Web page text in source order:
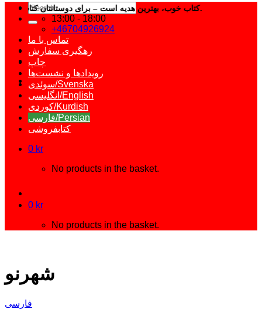
کتاب خوب، بهترین هدیه است – برای دوستانتان کتاب انتخاب کنید.
13:00 - 18:00
+46704926924
Search
for:
تماس با ما
رهگیری سفارش
چاپ
رویدادها و نشست‌ها
سوئدی/Svenska
انگلیسی/English
کوردی/Kurdish
فارسی/Persian
کتابفروشی
0 kr
No products in the basket.
0 kr
No products in the basket.
شهرنو
فارسی